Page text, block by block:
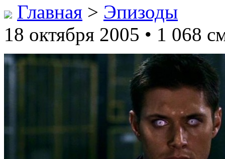
Главная > Эпизоды
18 октября 2005 • 1 068